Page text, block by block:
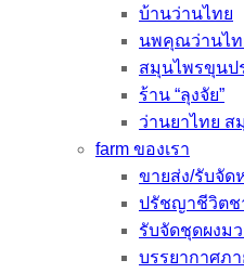
บ้านว่านไทย
นพคุณว่านไท
สมุนไพรขุนป
ร้าน “ลุงจัย”
ว่านยาไทย
farm ของเรา
ขายส่ง/รับจัด
ปรัชญาชีวิตช
รับจัดชุดผงม
บรรยากาศภ